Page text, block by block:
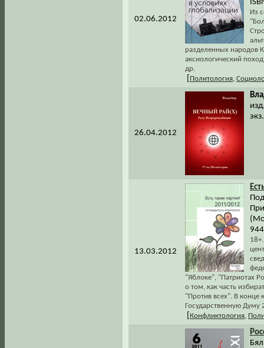
02.06.2012
Из
разделенных народов
аксиологический
др.
Политология
26.04.2012
13.03.2012
"Яблоке", "Патриотах
о том, как часть
"Против всех". В конце
Государственную Думу
Конфликтология